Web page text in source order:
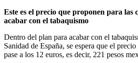
Este es el precio que proponen para las
acabar con el tabaquismo
Dentro del plan para acabar con el
Sanidad de España, se espera que el
pase a los 12 euros, es decir, 221 pesos